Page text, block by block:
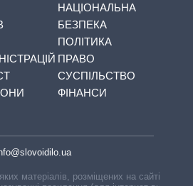
НАЦІОНАЛЬНА
БЕЗПЕКА
ПОЛІТИКА
ПРАВО
СУСПІЛЬСТВО
ФІНАНСИ
матеріалів, розміщених на сайті,